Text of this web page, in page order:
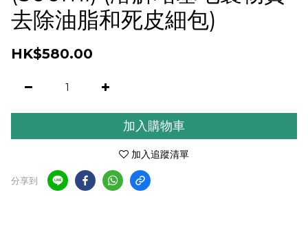
去除油脂和死皮細包)
HK$580.00
加入購物車
加入追蹤清單
分享到